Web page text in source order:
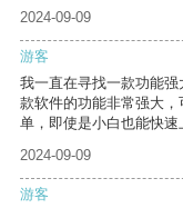
2024-09-09
游客
我一直在寻找一款功能
款软件的功能非常强大
单，即使是小白也能快速
2024-09-09
游客